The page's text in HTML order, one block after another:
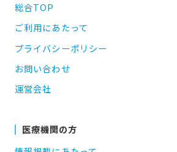
総合TOP
ご利用にあたって
プライバシーポリシー
お問い合わせ
運営会社
医療機関の方